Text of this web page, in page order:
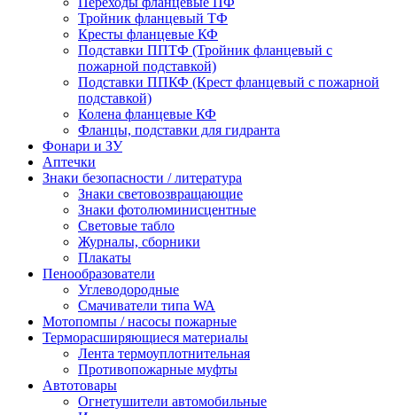
Тройник фланцевый ТФ
Кресты фланцевые КФ
Подставки ППТФ (Тройник фланцевый с
пожарной подставкой)
Подставки ППКФ (Крест фланцевый с пожарной
подставкой)
Колена фланцевые КФ
Фланцы, подставки для гидранта
Фонари и ЗУ
Аптечки
Знаки безопасности / литература
Знаки световозвращающие
Знаки фотолюминисцентные
Световые табло
Журналы, сборники
Плакаты
Пенообразователи
Углеводородные
Смачиватели типа WA
Мотопомпы / насосы пожарные
Терморасширяющиеся материалы
Лента термоуплотнительная
Противопожарные муфты
Автотовары
Огнетушители автомобильные